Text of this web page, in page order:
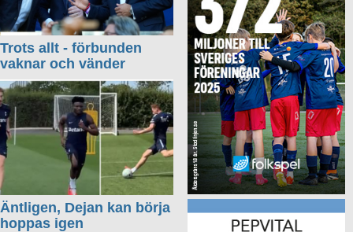
Trots allt - förbunden
vaknar och vänder
Äntligen, Dejan kan börja
hoppas igen